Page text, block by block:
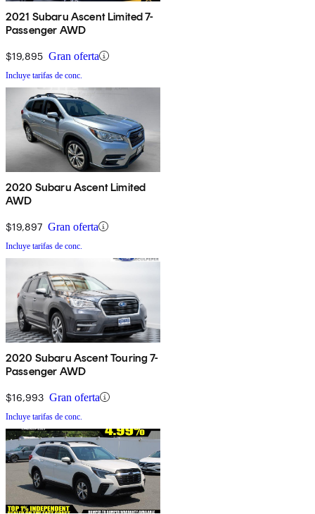
2021 Subaru Ascent Limited 7-
Passenger AWD
$19,895 Gran oferta
Incluye tarifas de conc.
2020 Subaru Ascent Limited
AWD
$19,897 Gran oferta
Incluye tarifas de conc.
2020 Subaru Ascent Touring 7-
Passenger AWD
$16,993 Gran oferta
Incluye tarifas de conc.